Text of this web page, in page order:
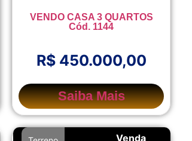
VENDO CASA 3 QUARTOS
Cód. 1144
R$ 450.000,00
Saiba Mais
Venda